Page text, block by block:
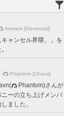
Atomos [Elemental]
キャンセル界隈。」を
Phantom [Chaos]
Phantom)さんが
ニーの立ち上げメンバ
ました。